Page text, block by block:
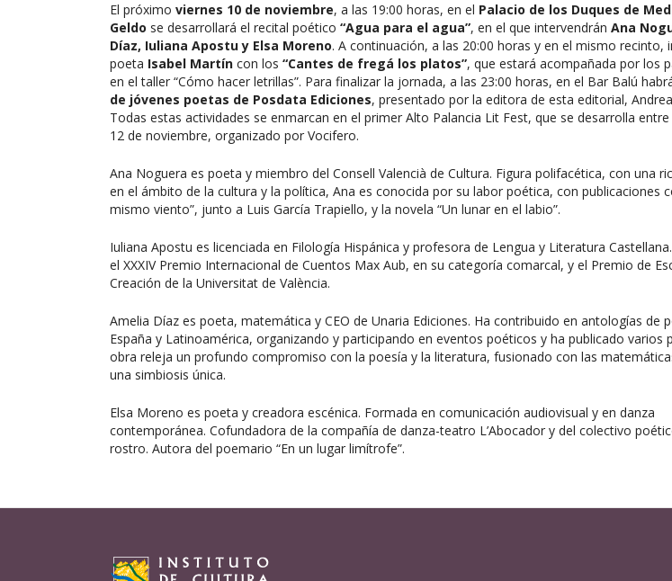
El próximo viernes 10 de noviembre, a las 19:00 horas, en el Palacio de los Duques de
Geldo se desarrollará el recital poético “Agua para el agua”, en el que intervendrán Ana
Díaz, Iuliana Apostu y Elsa Moreno. A continuación, a las 20:00 horas y en el mismo recinto,
poeta Isabel Martín con los “Cantes de fregá los platos”, que estará acompañada por los
en el taller “Cómo hacer letrillas”. Para finalizar la jornada, a las 23:00 horas, en el Bar Balú
de jóvenes poetas de Posdata Ediciones, presentado por la editora de esta editorial,
Todas estas actividades se enmarcan en el primer Alto Palancia Lit Fest, que se desarrolla
12 de noviembre, organizado por Vocifero.
Ana Noguera es poeta y miembro del Consell Valencià de Cultura. Figura polifacética, con una
en el ámbito de la cultura y la política, Ana es conocida por su labor poética, con publicaciones
mismo viento”, junto a Luis García Trapiello, y la novela “Un lunar en el labio”.
Iuliana Apostu es licenciada en Filología Hispánica y profesora de Lengua y Literatura
el XXXIV Premio Internacional de Cuentos Max Aub, en su categoría comarcal, y el Premio de
Creación de la Universitat de València.
Amelia Díaz es poeta, matemática y CEO de Unaria Ediciones. Ha contribuido en antologías de
España y Latinoamérica, organizando y participando en eventos poéticos y ha publicado varios
obra releja un profundo compromiso con la poesía y la literatura, fusionado con las
una simbiosis única.
Elsa Moreno es poeta y creadora escénica. Formada en comunicación audiovisual y en danza
contemporánea. Cofundadora de la compañía de danza-teatro L’Abocador y del colectivo
rostro. Autora del poemario “En un lugar limítrofe”.